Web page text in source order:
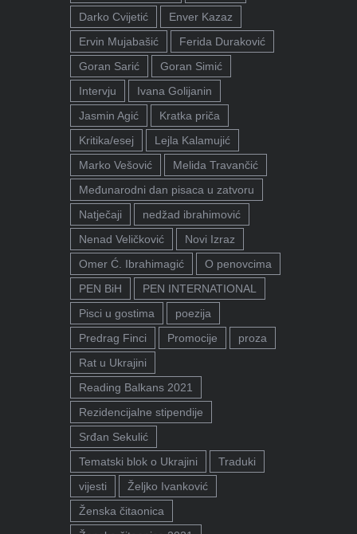
Darko Cvijetić
Enver Kazaz
Ervin Mujabašić
Ferida Duraković
Goran Sarić
Goran Simić
Intervju
Ivana Golijanin
Jasmin Agić
Kratka priča
Kritika/esej
Lejla Kalamujić
Marko Vešović
Melida Travančić
Međunarodni dan pisaca u zatvoru
Natječaji
nedžad ibrahimović
Nenad Veličković
Novi Izraz
Omer Ć. Ibrahimagić
O penovcima
PEN BiH
PEN INTERNATIONAL
Pisci u gostima
poezija
Predrag Finci
Promocije
proza
Rat u Ukrajini
Reading Balkans 2021
Rezidencijalne stipendije
Srđan Sekulić
Tematski blok o Ukrajini
Traduki
vijesti
Željko Ivanković
Ženska čitaonica